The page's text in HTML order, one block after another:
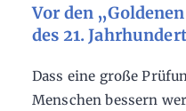
Vor den
des 21.
Dass eine große
Menschen bessern